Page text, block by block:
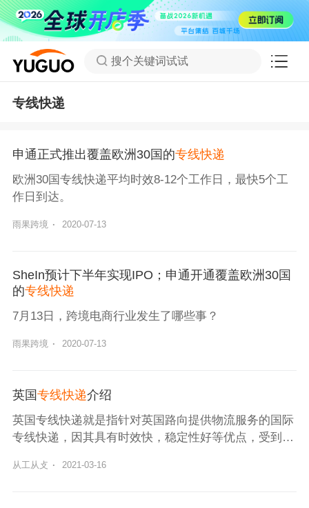
搜个关键词试试
专线快递
申通正式推出覆盖欧洲30国的专线快递
欧洲30国专线快递平均时效8-12个工作日，最快5个工
作日到达。
雨果跨境 · 2020-07-13
SheIn预计下半年实现IPO；申通开通覆盖欧洲30国
的专线快递
7月13日，跨境电商行业发生了哪些事？
雨果跨境 · 2020-07-13
英国专线快递介绍
英国专线快递就是指针对英国路向提供物流服务的国际
专线快递，因其具有时效快，稳定性好等优点，受到了
从工从攴 · 2021-03-16